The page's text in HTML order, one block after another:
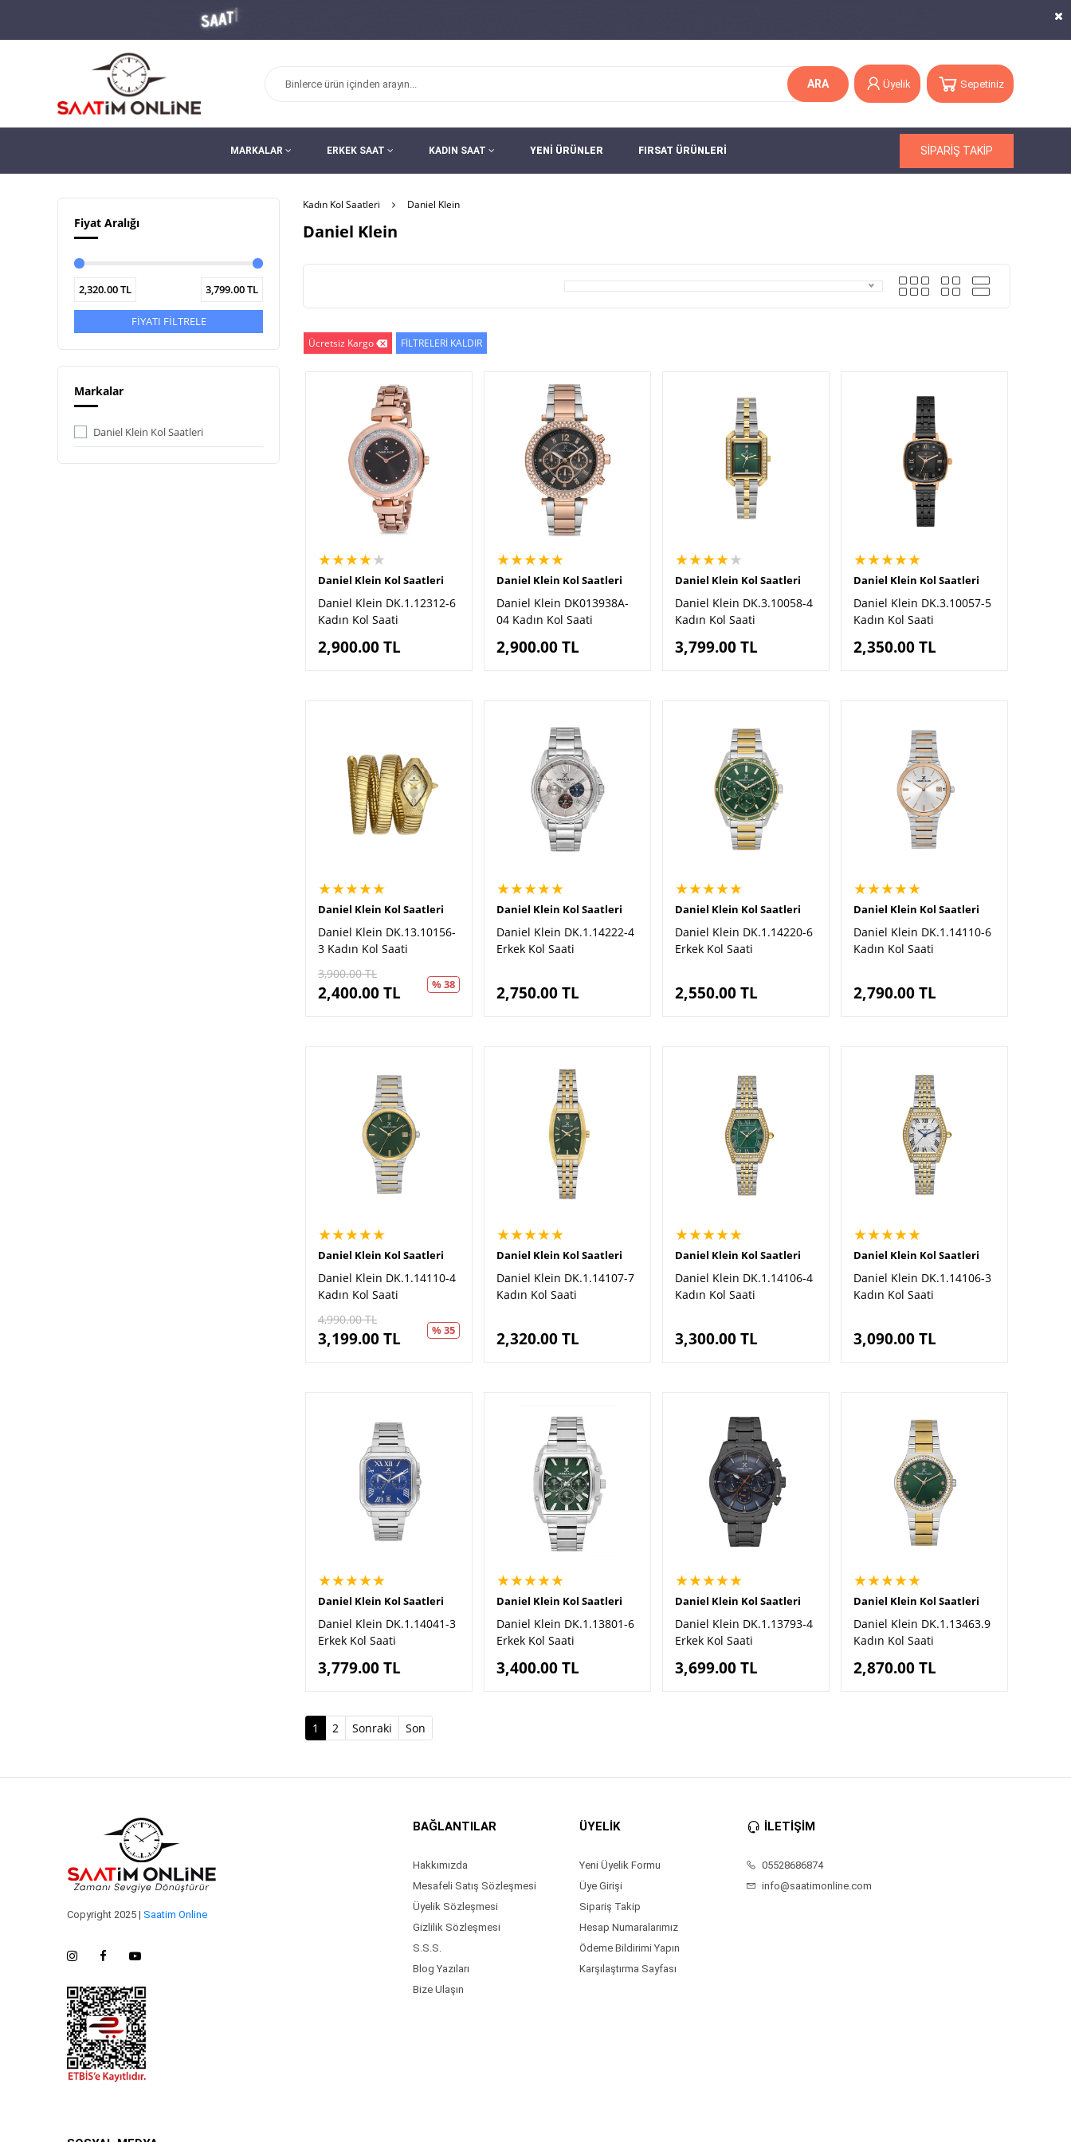
ARA Üyelik Sepetiniz
MARKALAR ERKEK SAAT KADIN SAAT YENİ ÜRÜNLER FIRSAT ÜRÜNLERİ SİPARİŞ TAKİP
Fiyat Aralığı
2,320.00TL 3,799.00TL
FİYATI FİLTRELE
Markalar
Daniel Klein Kol Saatleri
Kadın Kol Saatleri Daniel Klein
Daniel Klein
Ücretsiz Kargo FİLTRELERİ KALDIR
★★★★★
Daniel Klein Kol Saatleri
Daniel Klein DK.1.12312-6
Kadın Kol Saati
2,900.00TL
★★★★★
Daniel Klein Kol Saatleri
Daniel Klein DK013938A-
04 Kadın Kol Saati
2,900.00TL
★★★★★
Daniel Klein Kol Saatleri
Daniel Klein DK.3.10058-4
Kadın Kol Saati
3,799.00TL
★★★★★
Daniel Klein Kol Saatleri
Daniel Klein DK.3.10057-5
Kadın Kol Saati
2,350.00TL
★★★★★
Daniel Klein Kol Saatleri
Daniel Klein DK.13.10156-
3 Kadın Kol Saati
3,900.00TL
2,400.00TL % 38
★★★★★
Daniel Klein Kol Saatleri
Daniel Klein DK.1.14222-4
Erkek Kol Saati
2,750.00TL
★★★★★
Daniel Klein Kol Saatleri
Daniel Klein DK.1.14220-6
Erkek Kol Saati
2,550.00TL
★★★★★
Daniel Klein Kol Saatleri
Daniel Klein DK.1.14110-6
Kadın Kol Saati
2,790.00TL
★★★★★
Daniel Klein Kol Saatleri
Daniel Klein DK.1.14110-4
Kadın Kol Saati
4,990.00TL
3,199.00TL % 35
★★★★★
Daniel Klein Kol Saatleri
Daniel Klein DK.1.14107-7
Kadın Kol Saati
2,320.00TL
★★★★★
Daniel Klein Kol Saatleri
Daniel Klein DK.1.14106-4
Kadın Kol Saati
3,300.00TL
★★★★★
Daniel Klein Kol Saatleri
Daniel Klein DK.1.14106-3
Kadın Kol Saati
3,090.00TL
★★★★★
Daniel Klein Kol Saatleri
Daniel Klein DK.1.14041-3
Erkek Kol Saati
3,779.00TL
★★★★★
Daniel Klein Kol Saatleri
Daniel Klein DK.1.13801-6
Erkek Kol Saati
3,400.00TL
★★★★★
Daniel Klein Kol Saatleri
Daniel Klein DK.1.13793-4
Erkek Kol Saati
3,699.00TL
★★★★★
Daniel Klein Kol Saatleri
Daniel Klein DK.1.13463.9
Kadın Kol Saati
2,870.00TL
1 (current)
2 Sonraki Son
Copyright 2025 | Saatim Online
BAĞLANTILAR
Hakkımızda
Mesafeli Satış Sözleşmesi
Üyelik Sözleşmesi
Gizlilik Sözleşmesi
S.S.S.
Blog Yazıları
Bize Ulaşın
ÜYELİK
Yeni Üyelik Formu
Üye Girişi
Sipariş Takip
Hesap Numaralarımız
Ödeme Bildirimi Yapın
Karşılaştırma Sayfası
İLETİŞİM
05528686874
info@saatimonline.com